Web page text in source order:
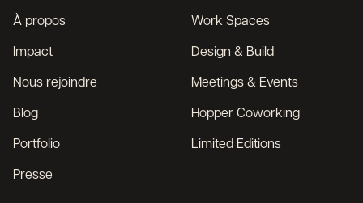
À propos
Impact
Nous rejoindre
Blog
Portfolio
Presse
Work Spaces
Design & Build
Meetings & Events
Hopper Coworking
Limited Editions